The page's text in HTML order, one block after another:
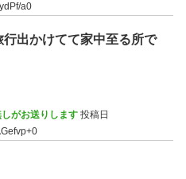
a0
出かけてて家中至る所で
がお送りします 投稿日